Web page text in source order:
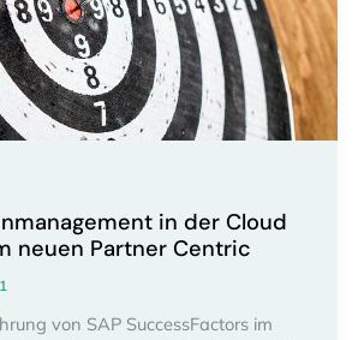
in der Cloud
neuen Partner Centric
von SAP SuccessFactors im